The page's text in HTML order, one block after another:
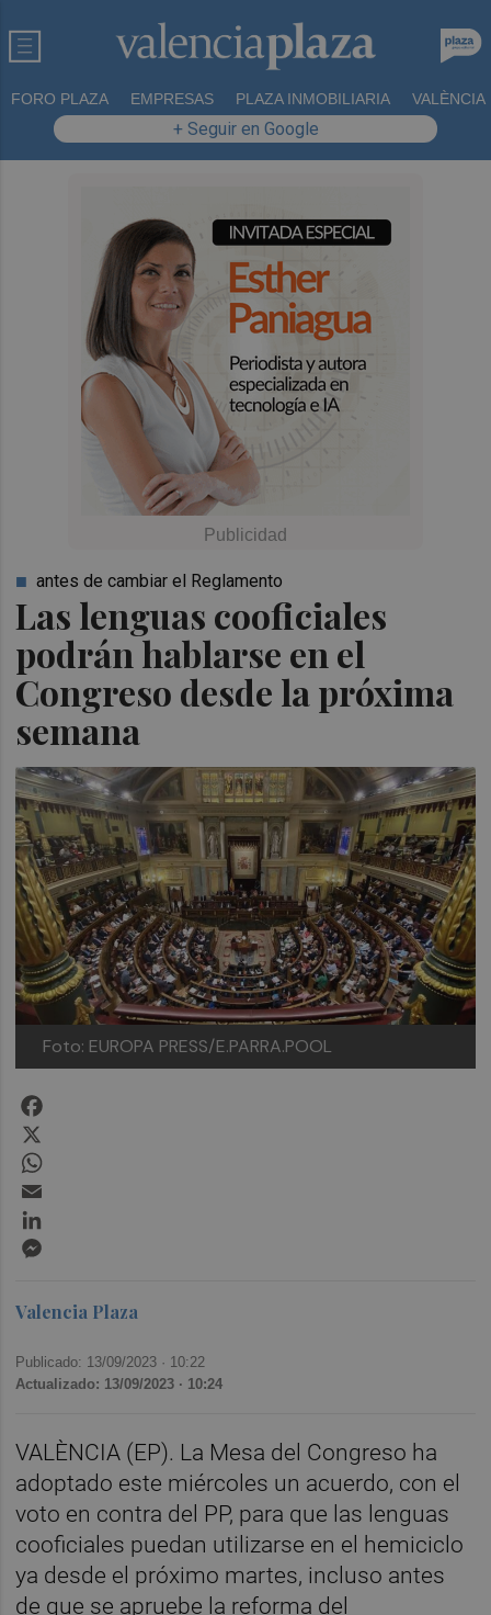
FORO PLAZA EMPRESAS PLAZA INMOBILIARIA VALÈNCIA
+ Seguir en Google
Las lenguas cooficiales
podrán hablarse en el
Congreso desde la próxima
semana
antes de cambiar el Reglamento
Foto: EUROPA PRESS/E.PARRA.POOL
Valencia Plaza
Publicado: 13/09/2023 · 10:22
Actualizado: 13/09/2023 · 10:24
VALÈNCIA (EP). La Mesa del Congreso ha
adoptado este miércoles un acuerdo, con el
voto en contra del PP, para que las lenguas
cooficiales puedan utilizarse en el hemiciclo
ya desde el próximo martes, incluso antes
de que se apruebe la reforma del